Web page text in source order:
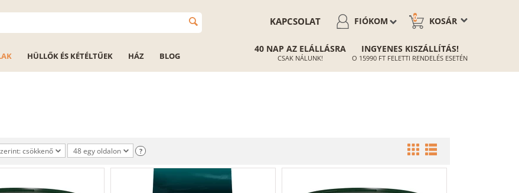
KOSÁR
0
FIÓKOM
KAPCSOLAT
HÜLLŐK ÉS KÉTÉLTŰEK HÁZ BLOG
40 NAP AZ ELÁLLÁSRA
CSAK NÁLUNK!
INGYENES KISZÁLLÍTÁS!
O 15990 FT FELETTI RENDELÉS ESETÉN
csökkenő 48 egy oldalon ?